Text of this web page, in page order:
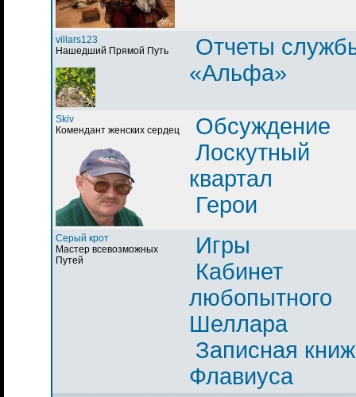
villars123
Нашедший Прямой Путь
Отчеты
«Альфа»
Skiv
Комендант женских сердец
Обсуждение
Лоскутный
квартал
Герои
Серый крот
Мастер всевозможных
Путей
Игры
Кабинет
любопытного
Шеллара
Записная
Флавиуса